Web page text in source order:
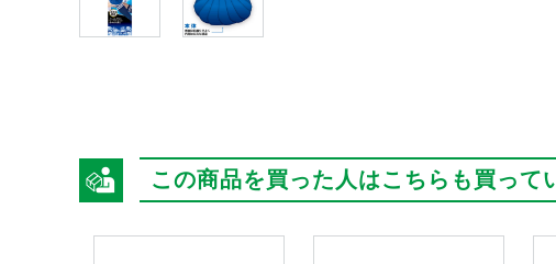
この商品を買った人はこちらも買って